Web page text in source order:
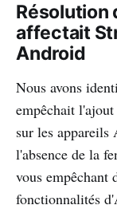
Résolution
affectait
Android
Nous avons
empêchait
sur les
l'absence de la
vous empêchant
fonctionnalités